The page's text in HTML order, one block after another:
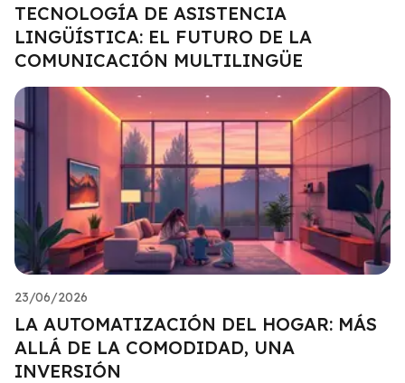
TECNOLOGÍA DE ASISTENCIA
LINGÜÍSTICA: EL FUTURO DE LA
COMUNICACIÓN MULTILINGÜE
23/06/2026
LA AUTOMATIZACIÓN DEL HOGAR: MÁS
ALLÁ DE LA COMODIDAD, UNA
INVERSIÓN